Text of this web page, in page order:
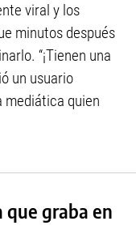
viral y los
minutos después
“¡Tienen una
un usuario
mediática quien
que graba en